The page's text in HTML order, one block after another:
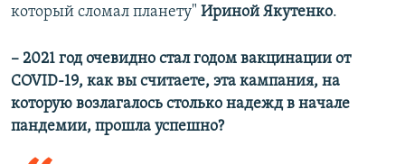
который сломал планету" Ириной Якутенко.
– 2021 год очевидно стал годом вакцинации от
COVID-19, как вы считаете, эта кампания, на
которую возлагалось столько надежд в начале
пандемии, прошла успешно?